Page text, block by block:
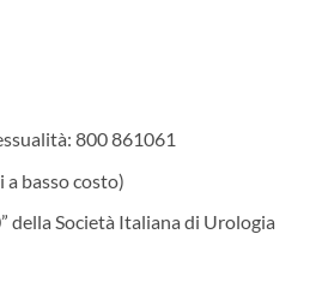
800 861061
basso costo)
della Società Italiana di Urologia